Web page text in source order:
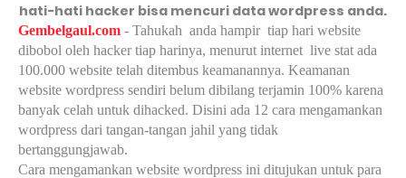
hati-hati hacker bisa mencuri data wordpress anda.
Gembelgaul.com - Tahukah anda hampir tiap hari website
dibobol oleh hacker tiap harinya, menurut internet live stat ada
100.000 website telah ditembus keamanannya. Keamanan
website wordpress sendiri belum dibilang terjamin 100% karena
banyak celah untuk dihacked. Disini ada 12 cara mengamankan
wordpress dari tangan-tangan jahil yang tidak
bertanggungjawab.
Cara mengamankan website wordpress ini ditujukan untuk para